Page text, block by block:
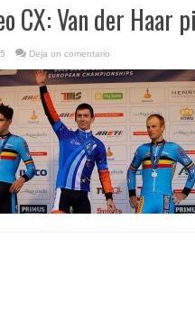
CX: Van der Haar
Deja un comentario